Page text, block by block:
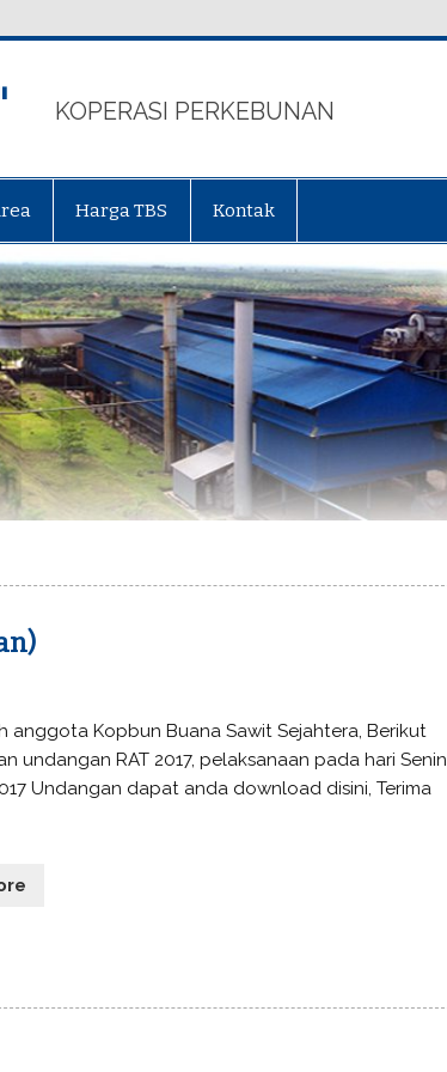
KOPERASI PERKEBUNAN
Harga TBS Kontak
anggota Kopbun Buana Sawit Sejahtera, Berikut
undangan RAT 2017, pelaksanaan pada hari Senin
Undangan dapat anda download disini, Terima